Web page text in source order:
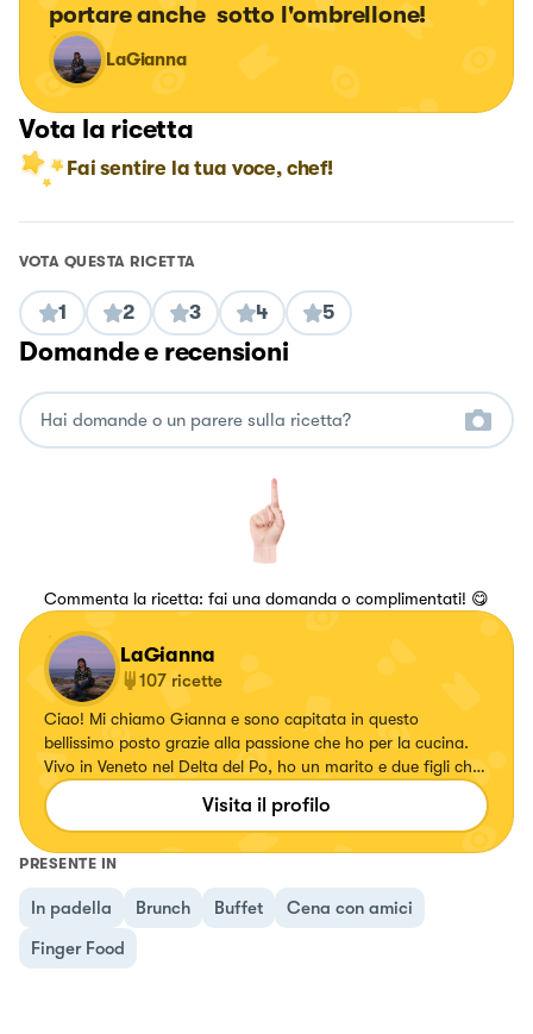
portare anche  sotto l'ombrellone!
LaGianna
Vota la ricetta
Fai sentire la tua voce, chef!
VOTA QUESTA RICETTA
1 2 3 4 5
Domande e recensioni
Commenta la ricetta: fai una domanda o complimentati! 😋
LaGianna
107 ricette
Ciao! Mi chiamo Gianna e sono capitata in questo
bellissimo posto grazie alla passione che ho per la cucina.
Vivo in Veneto nel Delta del Po, ho un marito e due figli che
sono i miei giudici a tavola e che apprezzano quello che
preparo loro. Inizia così questa inaspettata nuova
Visita il profilo
PRESENTE IN
In padella Brunch Buffet
Cena con amici
Finger Food